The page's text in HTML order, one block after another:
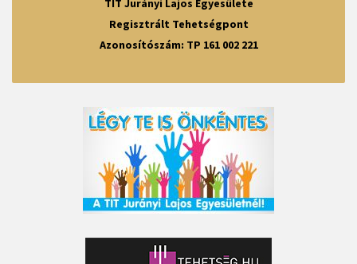
TIT Jurányi Lajos Egyesülete
Regisztrált Tehetségpont
Azonosítószám: TP 161 002 221